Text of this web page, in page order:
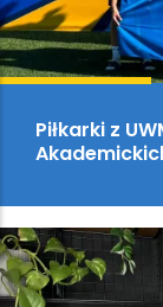
Piłkarki z